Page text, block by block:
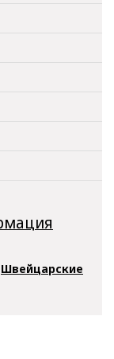
Швейцарские